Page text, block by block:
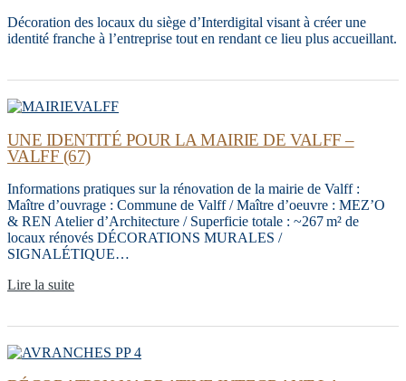
Décoration des locaux du siège d’Interdigital visant à créer une
identité franche à l’entreprise tout en rendant ce lieu plus accueillant.
UNE IDENTITÉ POUR LA MAIRIE DE VALFF –
VALFF (67)
Informations pratiques sur la rénovation de la mairie de Valff :
Maître d’ouvrage : Commune de Valff / Maître d’oeuvre : MEZ’O
& REN Atelier d’Architecture / Superficie totale : ~267 m² de
locaux rénovés DÉCORATIONS MURALES /
SIGNALÉTIQUE…
Lire la suite